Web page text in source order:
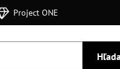
Project ONE